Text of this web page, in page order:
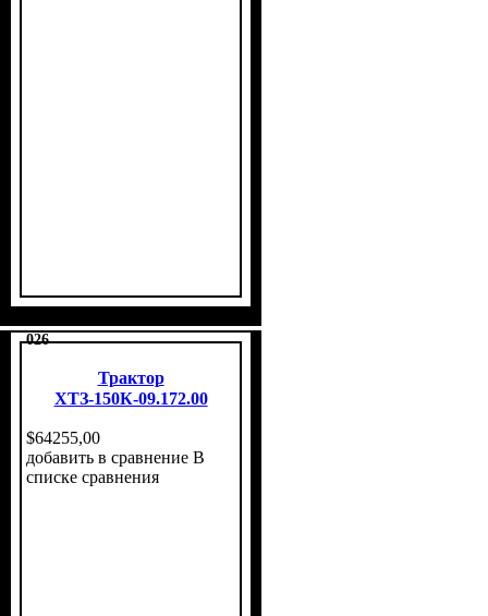
026
Трактор
ХТЗ-150К-09.172.00
$64255,00
добавить в сравнение В
списке сравнения